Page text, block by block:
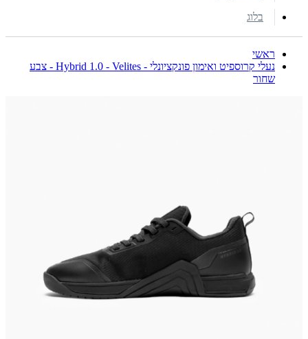
בלוג
ראשי
נעלי קרוספיט ואימון פונקציונלי - Hybrid 1.0 - Velites - צבע
שחור